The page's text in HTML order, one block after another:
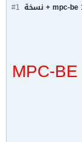
#1 برنامج تشغيل ملفات الفيديو بجودة عالية mpc-be 1.4.6.1585 + نسخة
MPC-